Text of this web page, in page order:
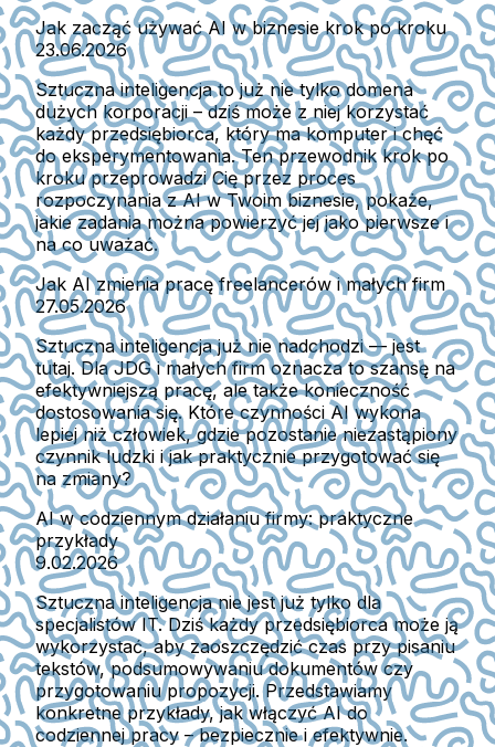
Jak zacząć używać AI w biznesie krok po kroku
23.06.2026
Sztuczna inteligencja to już nie tylko domena
dużych korporacji – dziś może z niej korzystać
każdy przedsiębiorca, który ma komputer i chęć
do eksperymentowania. Ten przewodnik krok po
kroku przeprowadzi Cię przez proces
rozpoczynania z AI w Twoim biznesie, pokaże,
jakie zadania można powierzyć jej jako pierwsze i
na co uważać.
Jak AI zmienia pracę freelancerów i małych firm
27.05.2026
Sztuczna inteligencja już nie nadchodzi — jest
tutaj. Dla JDG i małych firm oznacza to szansę na
efektywniejszą pracę, ale także konieczność
dostosowania się. Które czynności AI wykona
lepiej niż człowiek, gdzie pozostanie niezastąpiony
czynnik ludzki i jak praktycznie przygotować się
na zmiany?
AI w codziennym działaniu firmy: praktyczne
przykłady
9.02.2026
Sztuczna inteligencja nie jest już tylko dla
specjalistów IT. Dziś każdy przedsiębiorca może ją
wykorzystać, aby zaoszczędzić czas przy pisaniu
tekstów, podsumowywaniu dokumentów czy
przygotowaniu propozycji. Przedstawiamy
konkretne przykłady, jak włączyć AI do
codziennej pracy – bezpiecznie i efektywnie.